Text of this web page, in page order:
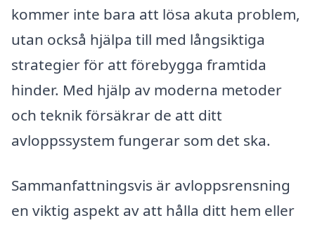
kommer inte bara att lösa akuta problem,
utan också hjälpa till med långsiktiga
strategier för att förebygga framtida
hinder. Med hjälp av moderna metoder
och teknik försäkrar de att ditt
avloppssystem fungerar som det ska.
Sammanfattningsvis är avloppsrensning
en viktig aspekt av att hålla ditt hem eller